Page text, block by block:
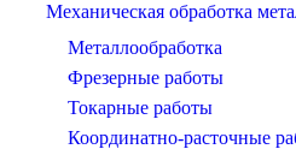
Механическая обработка
Металлообработка
Фрезерные работы
Токарные работы
Координатно-расточные